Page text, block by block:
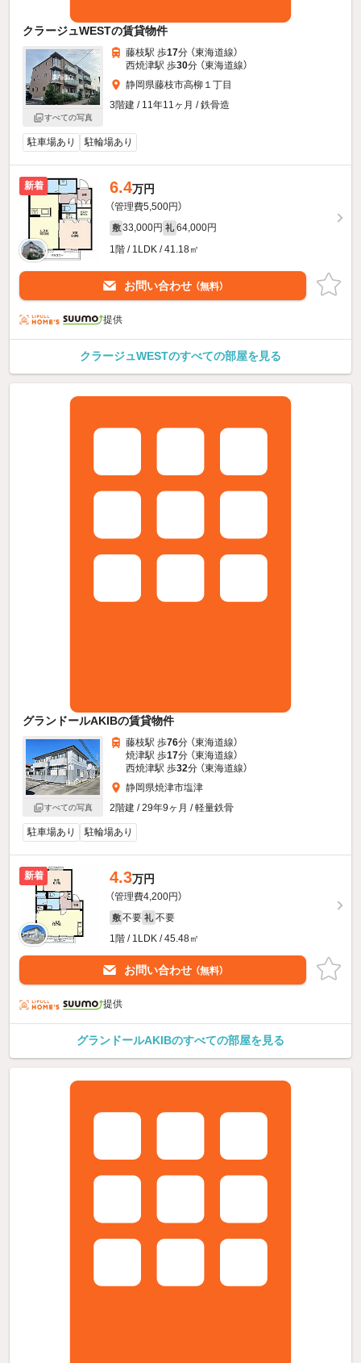
クラージュWESTの賃貸物件
すべての写真
藤枝駅 歩17分 （東海道線）
西焼津駅 歩30分 （東海道線）
静岡県藤枝市高柳１丁目
3階建 / 11年11ヶ月 / 鉄骨造
駐車場あり 駐輪場あり
新着 6.4万円
（管理費5,500円）
敷 33,000円 礼 64,000円
1階 / 1LDK / 41.18㎡
お問い合わせ （無料）
提供
クラージュWESTのすべての部屋を見る
グランドールAKIBの賃貸物件
すべての写真
藤枝駅 歩76分 （東海道線）
焼津駅 歩17分 （東海道線）
西焼津駅 歩32分 （東海道線）
静岡県焼津市塩津
2階建 / 29年9ヶ月 / 軽量鉄骨
駐車場あり 駐輪場あり
新着 4.3万円
（管理費4,200円）
敷 不要 礼 不要
1階 / 1LDK / 45.48㎡
お問い合わせ （無料）
提供
グランドールAKIBのすべての部屋を見る